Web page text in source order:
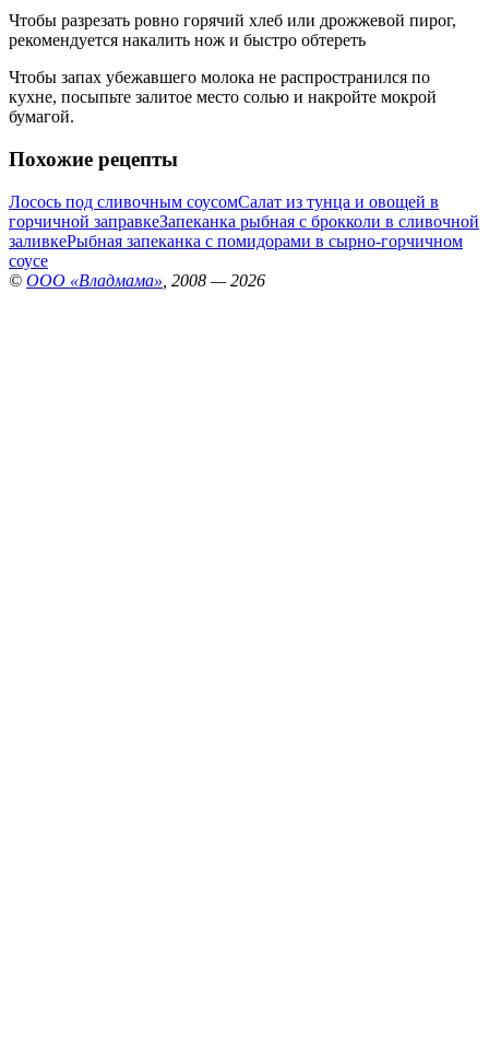
Чтобы разрезать ровно горячий хлеб или дрожжевой пирог,
рекомендуется накалить нож и быстро обтереть
Чтобы запах убежавшего молока не распространился по
кухне, посыпьте залитое место солью и накройте мокрой
бумагой.
Похожие рецепты
Лосось под сливочным соусомСалат из тунца и овощей в
горчичной заправкеЗапеканка рыбная с брокколи в сливочной
заливкеРыбная запеканка с помидорами в сырно-горчичном
соусе
© ООО «Владмама» , 2008 — 2026